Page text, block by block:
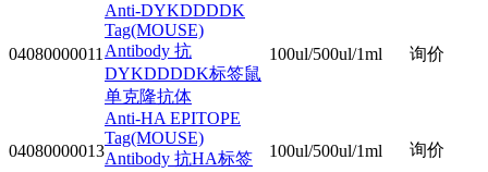
04080000011
Anti-DYKDDDDK
Tag(MOUSE)
Antibody 抗
DYKDDDDK标签鼠
单克隆抗体
100ul/500ul/1ml 询价
04080000013
Anti-HA EPITOPE
Tag(MOUSE)
Antibody 抗HA标签
100ul/500ul/1ml 询价